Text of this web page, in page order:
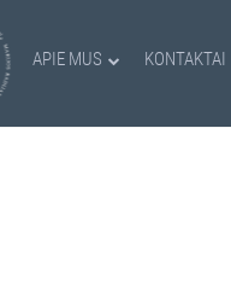
APIE MUS KONTAKTAI